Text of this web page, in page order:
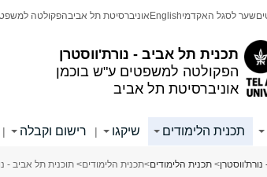
תכנית תל אביב - נורת'ווסטרן
הפקולטה למשפטים ע"ש בוכמן
אוניברסיטת תל אביב
שער לסגל האקדמיEnglish אוניברסיטת תל אביבהפקולטה
תכנית הלימודים שיקגו | רישום וקבלה |
> תכנית הלימודים>תכנית הלימודים> תוכנית תל אביב -